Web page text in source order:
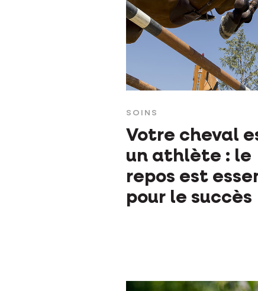
SOINS
Votre cheval
un athlète : le
repos est
pour le succès